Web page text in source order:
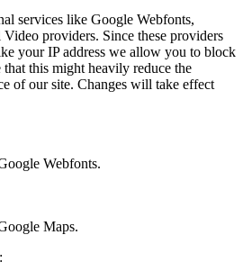
services like Google Webfonts,
providers. Since these providers
your IP address we allow you to block
that this might heavily reduce the
of our site. Changes will take effect
Webfonts.
Maps.